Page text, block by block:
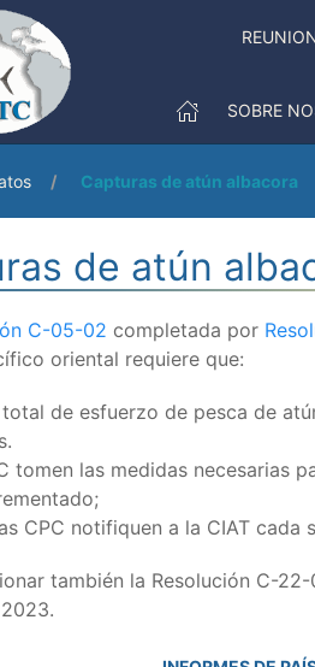
SOBRE
Capturas de atún albacora
de atún
C-05-02 completada por
oriental requiere que:
de esfuerzo de pesca de
tomen las medidas necesarias
CPC notifiquen a la CIAT
también la Resolución C-